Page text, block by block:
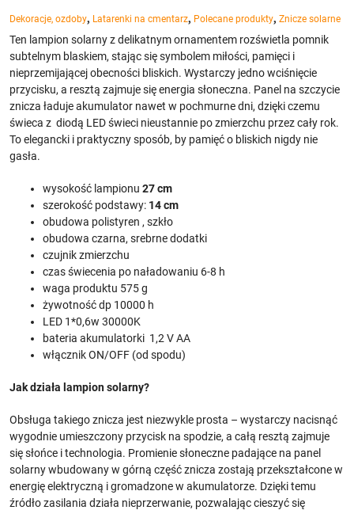
Dekoracje, ozdoby, Latarenki na cmentarz, Polecane produkty, Znicze solarne
Ten lampion solarny z delikatnym ornamentem rozświetla pomnik
subtelnym blaskiem, stając się symbolem miłości, pamięci i
nieprzemijającej obecności bliskich. Wystarczy jedno wciśnięcie
przycisku, a resztą zajmuje się energia słoneczna. Panel na szczycie
znicza ładuje akumulator nawet w pochmurne dni, dzięki czemu
świeca z diodą LED świeci nieustannie po zmierzchu przez cały rok.
To elegancki i praktyczny sposób, by pamięć o bliskich nigdy nie
gasła.
wysokość lampionu 27 cm
szerokość podstawy: 14 cm
obudowa polistyren , szkło
obudowa czarna, srebrne dodatki
czujnik zmierzchu
czas świecenia po naładowaniu 6-8 h
waga produktu 575 g
żywotność dp 10000 h
LED 1*0,6w 30000K
bateria akumulatorki 1,2 V AA
włącznik ON/OFF (od spodu)
Jak działa lampion solarny?
Obsługa takiego znicza jest niezwykle prosta – wystarczy nacisnąć
wygodnie umieszczony przycisk na spodzie, a całą resztą zajmuje
się słońce i technologia. Promienie słoneczne padające na panel
solarny wbudowany w górną część znicza zostają przekształcone w
energię elektryczną i gromadzone w akumulatorze. Dzięki temu
źródło zasilania działa nieprzerwanie, pozwalając cieszyć się